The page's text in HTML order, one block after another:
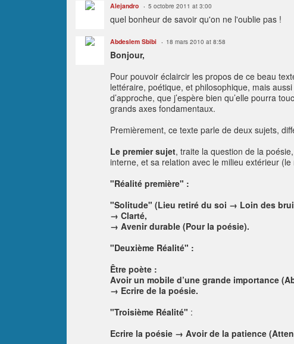
Alejandro 5 octobre 2011 at 3:00
quel bonheur de savoir qu'on ne l'oublie pas !
Abdeslem Sbibi 18 mars 2010 at 8:58
Bonjour,
Pour pouvoir éclaircir les propos de ce beau
lettéraire, poétique, et philosophique, mais
d’approche, que j’espère bien qu’elle pourra
grands axes fondamentaux.
Premièrement, ce texte parle de deux sujets,
Le premier sujet, traite la question de la
interne, et sa relation avec le milieu extérieur (le
"Réalité première" :
"Solitude" (Lieu retiré du soi → Loin des
→ Clarté,
→ Avenir durable (Pour la poésie).
"Deuxième Réalité" :
Être poète :
Avoir un mobile d’une grande importance
→ Ecrire de la poésie.
"Troisième Réalité" :
Ecrire la poésie → Avoir de la patience